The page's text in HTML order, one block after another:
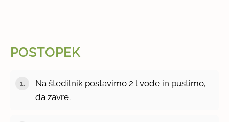
POSTOPEK
Na štedilnik postavimo 2 l vode in pustimo,
da zavre.